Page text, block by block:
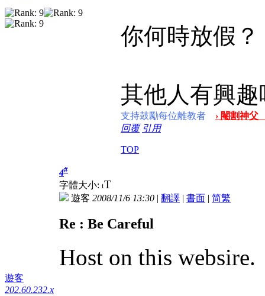
你何時放假？
其他人有興趣
支持鼓勵每位離教者
› 閹割神父
回覆 引用
TOP
遊客
202.60.232.x
4#
字體大小: tT
遊客 2008/11/6 13:30 | 翻譯 | 書面 | 简繁
Re : Be Careful
Host on this websire.